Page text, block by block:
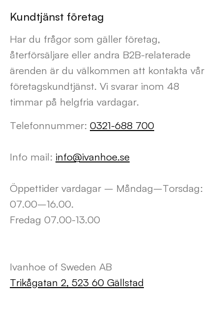
Kundtjänst företag
Har du frågor som gäller företag,
återförsäljare eller andra B2B-relaterade
ärenden är du välkommen att kontakta vår
företagskundtjänst. Vi svarar inom 48
timmar på helgfria vardagar.
Telefonnummer: 0321-688 700
Info mail: info@ivanhoe.se
Öppettider vardagar – Måndag–Torsdag:
07.00–16.00.
Fredag 07.00-13.00
Ivanhoe of Sweden AB
Trikågatan 2, 523 60 Gällstad